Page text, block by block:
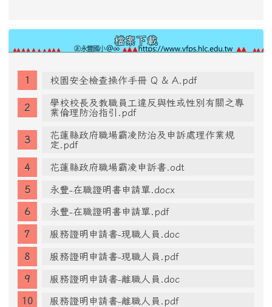
檔案下載
校園安全檢查操作手冊 Q & A.pdf
學校校長及教職員工違反與性或性別有關之專
業倫理防治指引.pdf
花蓮縣政府職場霸凌防治及申訴處理作業規
定.pdf
花蓮縣政府職場霸凌申訴書.odt
永豐-在職證明書申請單.docx
永豐-在職證明書申請單.pdf
服務證明申請書-現職人員.doc
服務證明申請書-現職人員.pdf
服務證明申請書-離職人員.doc
服務證明申請書-離職人員.pdf